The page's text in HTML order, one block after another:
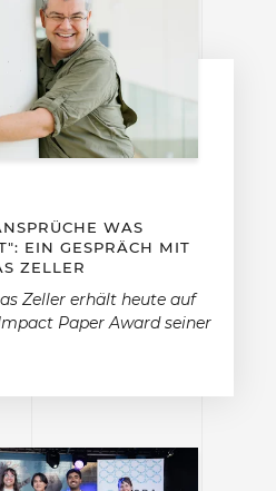
WAS
EIN GESPRÄCH MIT
ZELLER
Zeller erhält heute auf
Impact Paper Award seiner